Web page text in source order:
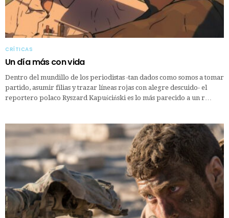
CRÍTICAS
Un día más con vida
Dentro del mundillo de los periodistas -tan dados como somos a tomar
partido, asumir filias y trazar líneas rojas con alegre descuido- el
reportero polaco Ryszard Kapuściński es lo más parecido a un r…